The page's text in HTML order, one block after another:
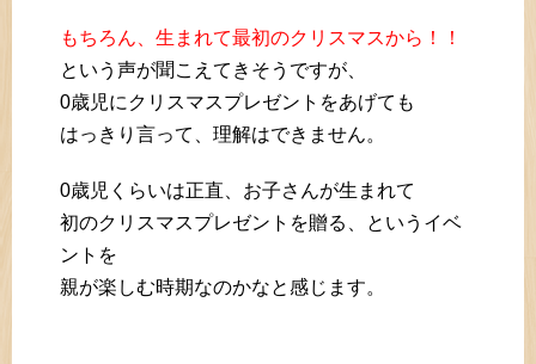
もちろん、生まれて最初のクリスマスから！！
という声が聞こえてきそうですが、
0歳児にクリスマスプレゼントをあげても
はっきり言って、理解はできません。
0歳児くらいは正直、お子さんが生まれて
初のクリスマスプレゼントを贈る、というイベ
ントを
親が楽しむ時期なのかなと感じます。